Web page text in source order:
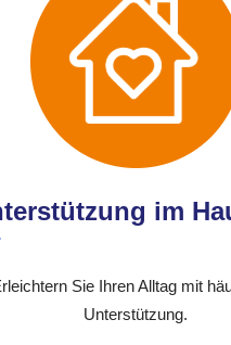
im
Sie Ihren Alltag mit
Unterstützung.